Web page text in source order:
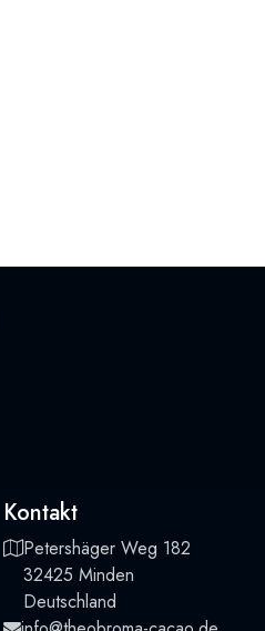
Kontakt
Petershäger Weg 182
32425 Minden
Deutschland